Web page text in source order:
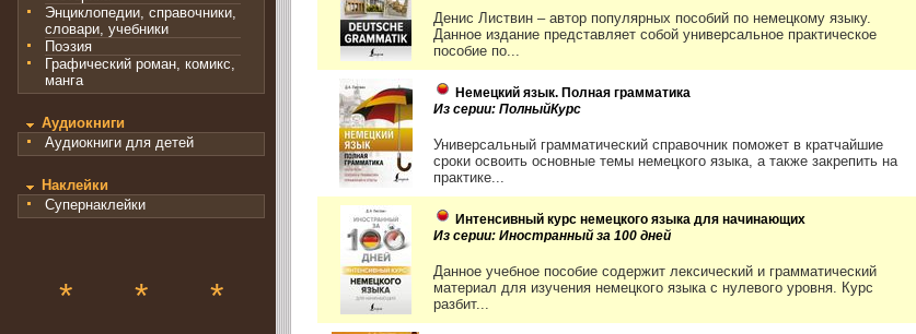
Энциклопедии, справочники,
словари, учебники
Поэзия
Графический роман, комикс,
манга
Аудиокниги
Аудиокниги для детей
Наклейки
Супернаклейки
* * *
Денис Листвин – автор популярных пособий по немецкому языку.
Данное издание представляет собой универсальное практическое
пособие по...
Немецкий язык. Полная грамматика
Из серии: ПолныйКурс
Универсальный грамматический справочник поможет в кратчайшие
сроки освоить основные темы немецкого языка, а также закрепить на
практике...
Интенсивный курс немецкого языка для начинающих
Из серии: Иностранный за 100 дней
Данное учебное пособие содержит лексический и грамматический
материал для изучения немецкого языка с нулевого уровня. Курс
разбит...